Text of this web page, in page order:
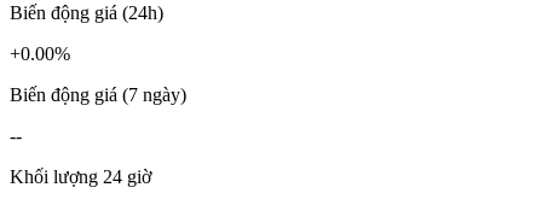
Biến động giá (24h)
+0.00%
Biến động giá (7 ngày)
--
Khối lượng 24 giờ